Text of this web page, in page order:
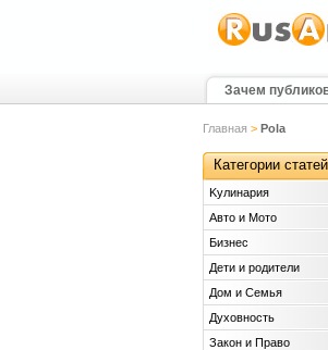
Зачем
Главная > Pola
Категории статей
Kулинария
Авто и Мото
Бизнес
Дети и родители
Дом и Семья
Духовность
Закон и Право